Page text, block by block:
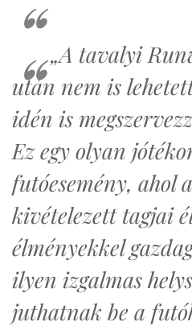
„A tavalyi
után nem is
idén is
Ez egy olyan
futóesemény, ahol
kivételezett tagjai
élményekkel
ilyen izgalmas
juthatnak be a